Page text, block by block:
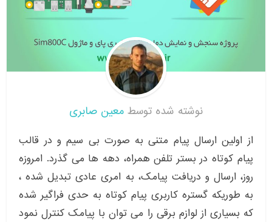
نوشته شده توسط معین صابری
از اولین ارسال پیام متنی به صورت بی سیم و در قالب
پیام کوتاه در بستر تلفن همراه، دهه ها می گذرد. امروزه
روز، ارسال و دریافت پیامک، به امری عادی تبدیل شده ،
به طوریکه گستره کاربری پیام کوتاه به حدی فراگیر شده
که بسیاری از لوازم برقی را می توان با پیامک کنترل نمود